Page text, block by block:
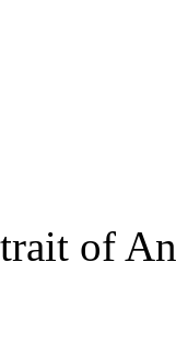
of